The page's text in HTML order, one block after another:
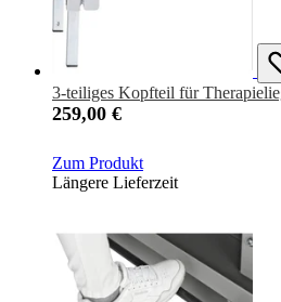
3-teiliges Kopfteil für
259,00 €
Zum Produkt
Längere Lieferzeit